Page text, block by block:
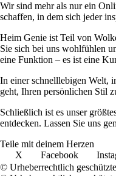
Wir sind mehr als nur ein
schaffen, in dem sich jeder
Heim Genie ist Teil von
Sie sich bei uns wohlfühlen
eine Funktion – es ist eine
In einer schnelllebigen Welt,
geht, Ihren persönlichen Stil
Schließlich ist es unser
entdecken. Lassen Sie uns
Teile mit deinem Herzen
X
Facebook
© Urheberrechtlich